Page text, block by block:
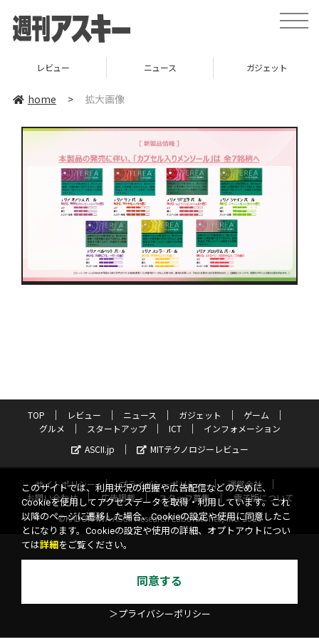
toggle
レビュー ニュース ガジェット
home > 拡大画像
TOP レビュー ニュース ガジェット
ゲーム
グルメ
スタートアップ ICT
インフォメーション
ASCII.jp
MITテクノロジーレビュー
サイトポリシー プライバシーポリシー
運営会社
お問い合わせ
広告掲載 スタッフ募集
電子版について
©KADOKAWA ASCII Research Laboratories, Inc. 2026
このサイトでは、利用状況の把握や広告配信などのために、
Cookieを使用してアクセスデータを取得・利用しています。これ
以降のページに遷移した場合、Cookieの設定や使用に同意したこ
とになります。Cookieの設定や使用の詳細、オプトアウトについ
ては詳細 をご覧ください。
同意する
＞プライバシーポリシー